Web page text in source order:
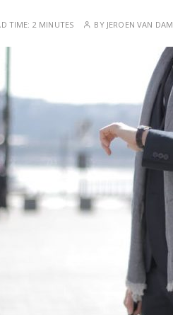
TIME: 2 MINUTES BY JEROEN VAN DAM